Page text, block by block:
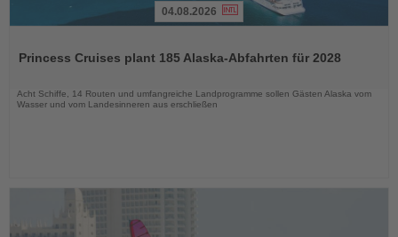
die
04.08.2026
Princess Cruises plant 185 Alaska-Abfahrten für 2028
Acht Schiffe, 14 Routen und umfangreiche Landprogramme sollen Gästen Alaska vom
Wasser und vom Landesinneren aus erschließen